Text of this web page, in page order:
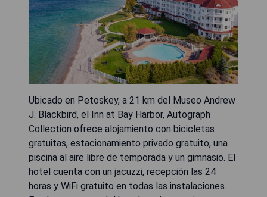
Ubicado en Petoskey, a 21 km del Museo Andrew
J. Blackbird, el Inn at Bay Harbor, Autograph
Collection ofrece alojamiento con bicicletas
gratuitas, estacionamiento privado gratuito, una
piscina al aire libre de temporada y un gimnasio. El
hotel cuenta con un jacuzzi, recepción las 24
horas y WiFi gratuito en todas las instalaciones.